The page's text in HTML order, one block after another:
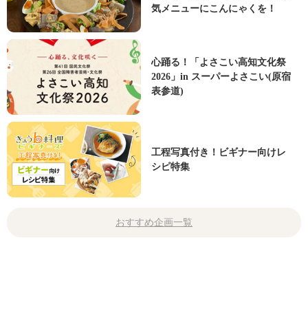
気メニューにこんにゃくを！
心踊る！「よさこい高知文化祭
2026」in スーパーよさこい(原宿
表参道)
工程写真付き！ビギナー向けレ
シピ特集
おすすめ企画一覧